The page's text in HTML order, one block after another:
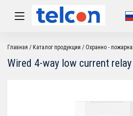
Главная Каталог продукции Охранно -
Wired 4-way low current